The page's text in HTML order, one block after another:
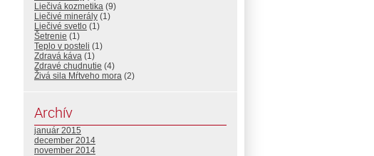
Liečivá kozmetika (9)
Liečivé minerály (1)
Liečivé svetlo (1)
Šetrenie (1)
Teplo v posteli (1)
Zdravá káva (1)
Zdravé chudnutie (4)
Živá sila Mŕtveho mora (2)
Archív
január 2015
december 2014
november 2014